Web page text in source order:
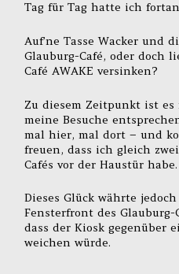
Tag für Tag hatte ich
Auf’ne Tasse Wacker und
Glauburg-Café, oder doch
Café AWAKE versinken?
Zu diesem Zeitpunkt ist
meine Besuche
mal hier, mal dort – und
freuen, dass ich gleich
Cafés vor der Haustür habe.
Dieses Glück währte
Fensterfront des
dass der Kiosk gegenüber
weichen würde.